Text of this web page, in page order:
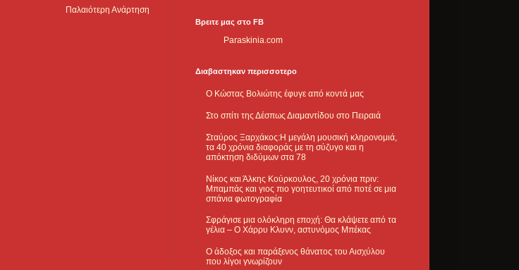
Παλαιότερη Ανάρτηση
Βρειτε μας στο FB
Paraskinia.com
Διαβαστηκαν περισσοτερο
Ο Κώστας Βολιώτης έφυγε από κοντά μας
Στο σπίτι της Δέσπως Διαμαντίδου στο Πειραιά
Σταύρος Ξαρχάκος:Η μεγάλη μουσική κληρονομιά,
τα 40 χρόνια διαφοράς με τη σύζυγο και η
απόκτηση διδύμων στα 78
Νίκος και Άλκης Κούρκουλος, 20 χρόνια πριν:
Μπαμπάς και γιος πιο γοητευτικοί από ποτέ σε μια
σπάνια φωτογραφία
Σφράγισε μια ολόκληρη εποχή: Θα κλάψετε από τα
γέλια – Ο Χάρρυ Κλυνν, αστυνόμος Μπέκας
Ο άδοξος και παράξενος θάνατος του Αισχύλου
που λίγοι γνωρίζουν